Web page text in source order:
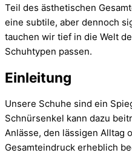
Teil des ästhetischen
eine subtile, aber dennoch
tauchen wir tief in die Welt
Schuhtypen passen.
Einleitung
Unsere Schuhe sind ein
Schnürsenkel kann dazu
Anlässe, den lässigen Alltag
Gesamteindruck erheblich